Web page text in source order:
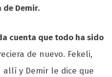
de Demir.
cuenta que todo ha sido
de nuevo. Fekeli,
allí y Demir le dice que